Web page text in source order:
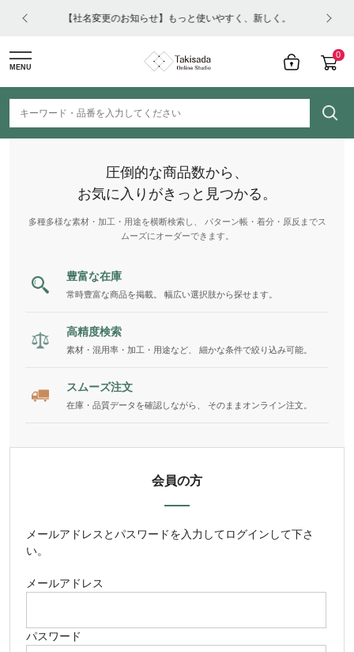
【社名変更のお知らせ】もっと使いやすく、新しく。
0
MENU
圧倒的な商品数から、
お気に入りがきっと見つかる。
多種多様な素材・加工・用途を横断検索し、 パターン帳・着分・原反までス
ムーズにオーダーできます。
豊富な在庫
常時豊富な商品を掲載。 幅広い選択肢から探せます。
高精度検索
素材・混用率・加工・用途など、 細かな条件で絞り込み可能。
スムーズ注文
在庫・品質データを確認しながら、 そのままオンライン注文。
会員の方
メールアドレス とパスワードを入力してログインして下さ
い。
メールアドレス
パスワード